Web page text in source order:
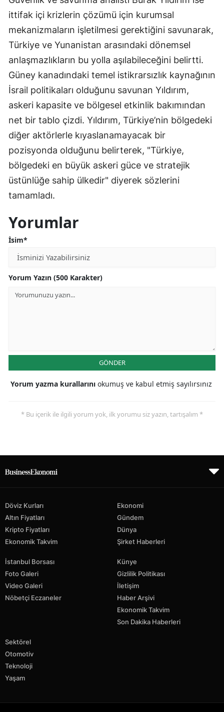
ittifak içi krizlerin çözümü için kurumsal
mekanizmaların işletilmesi gerektiğini savunarak,
Türkiye ve Yunanistan arasındaki dönemsel
anlaşmazlıkların bu yolla aşılabileceğini belirtti.
Güney kanadındaki temel istikrarsızlık kaynağının
İsrail politikaları olduğunu savunan Yıldırım,
askeri kapasite ve bölgesel etkinlik bakımından
net bir tablo çizdi. Yıldırım, Türkiye’nin bölgedeki
diğer aktörlerle kıyaslanamayacak bir
pozisyonda olduğunu belirterek, "Türkiye,
bölgedeki en büyük askeri güce ve stratejik
üstünlüğe sahip ülkedir" diyerek sözlerini
tamamladı.
Yorumlar
İsim*
Yorum Yazın (500 Karakter)
GÖNDER
Yorum yazma kurallarını okumuş ve kabul etmiş sayılırsınız
* Bu içerik ile ilgili yorum yok, ilk yorumu siz yazın, tartışalım *
Döviz Kurları
Altın Fiyatları
Kripto Fiyatları
Ekonomik Takvim
Ekonomi
Gündem
Dünya
Şirket Haberleri
İstanbul Borsası
Foto Galeri
Video Galeri
Nöbetçi Eczaneler
Künye
Gizlilik Politikası
İletişim
Haber Arşivi
Ekonomik Takvim
Son Dakika Haberleri
Sektörel
Otomotiv
Teknoloji
Yaşam